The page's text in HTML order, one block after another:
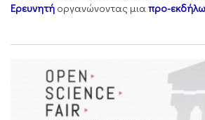
Ερευνητή οργανώνοντας μιαπρο-